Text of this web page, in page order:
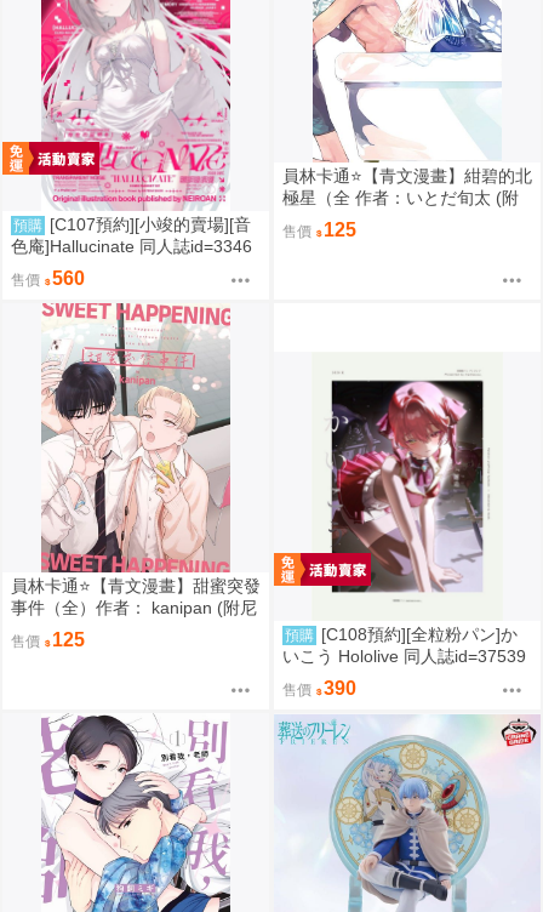
預購 [C107預約][小竣的賣場][音
色庵]Hallucinate 同人誌id=3346
售價 560
員林卡通⭐️【青文漫畫】紺碧的北
極星（全 作者：いとだ旬太 (附
尼采書套)
售價 125
員林卡通⭐️【青文漫畫】甜蜜突發
事件（全）作者： kanipan (附尼
采書套)
售價 125 預購 [C108預約][全粒粉パン]か
いこう Hololive 同人誌id=37539
89
售價 390